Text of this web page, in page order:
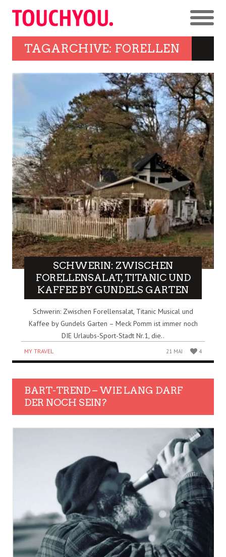
TAGARCHIVE: FORELLEN
SCHWERIN: ZWISCHEN
FORELLENSALAT, TITANIC UND
KAFFEE BY GUNDELS GARTEN
Schwerin: Zwischen Forellensalat, Titanic Musical und
Kaffee by Gundels Garten – Meck Pomm ist immer noch
DIE Urlaubs-Sport-Stadt Nr.1, die..
MY TRAVEL 21 MAI 4
BART-TREND – WIE LANG DARF
DER NOCH SEIN?